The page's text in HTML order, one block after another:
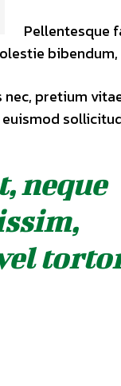
Pellentesque
pretium
neque